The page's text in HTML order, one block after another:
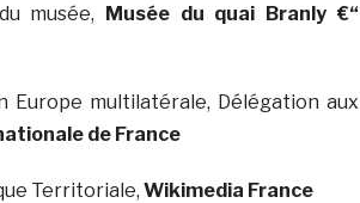
musée, Musée du quai Branly €“
Europe multilatérale, Délégation aux
de France
Territoriale, Wikimedia France